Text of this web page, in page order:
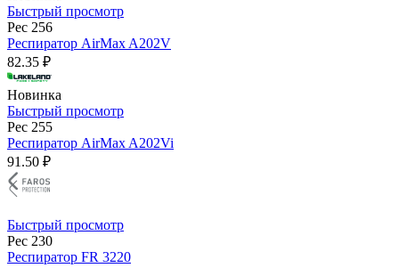
Быстрый просмотр
Рес 256
Респиратор AirMax A202V
82.35 ₽
Новинка
Быстрый просмотр
Рес 255
Респиратор AirMax A202Vi
91.50 ₽
Быстрый просмотр
Рес 230
Респиратор FR 3220